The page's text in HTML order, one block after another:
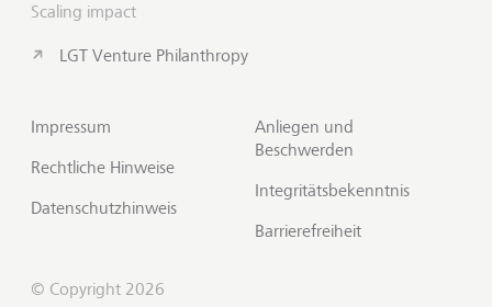
Scaling impact
LGT Venture Philanthropy
Impressum
Rechtliche Hinweise
Datenschutzhinweis
Anliegen und
Beschwerden
Integritätsbekenntnis
Barrierefreiheit
© Copyright 2026